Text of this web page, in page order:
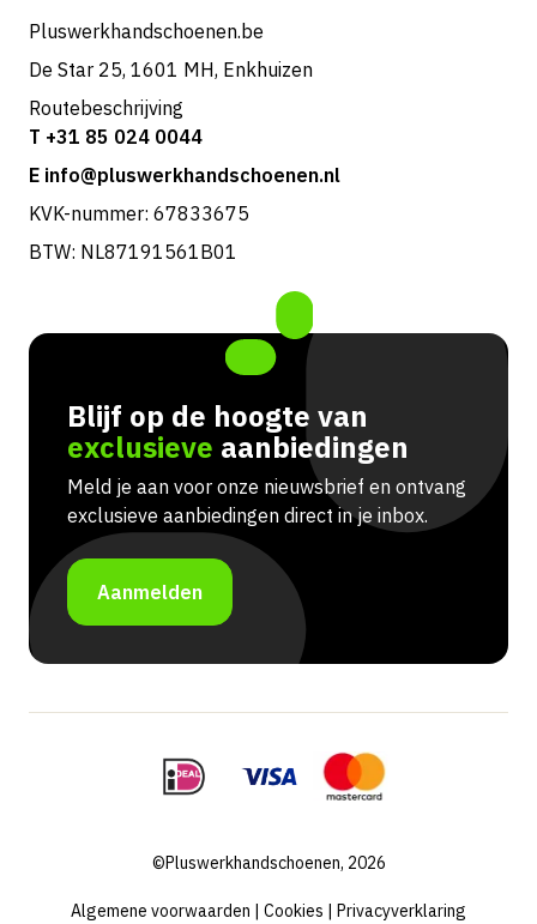
Pluswerkhandschoenen.be
De Star 25, 1601 MH, Enkhuizen
Routebeschrijving
T +31 85 024 0044
E info@pluswerkhandschoenen.nl
KVK-nummer: 67833675
BTW: NL87191561B01
Blijf op de hoogte van
exclusieve aanbiedingen
Meld je aan voor onze nieuwsbrief en ontvang
exclusieve aanbiedingen direct in je inbox.
Aanmelden
©Pluswerkhandschoenen, 2026
Algemene voorwaarden | Cookies | Privacyverklaring